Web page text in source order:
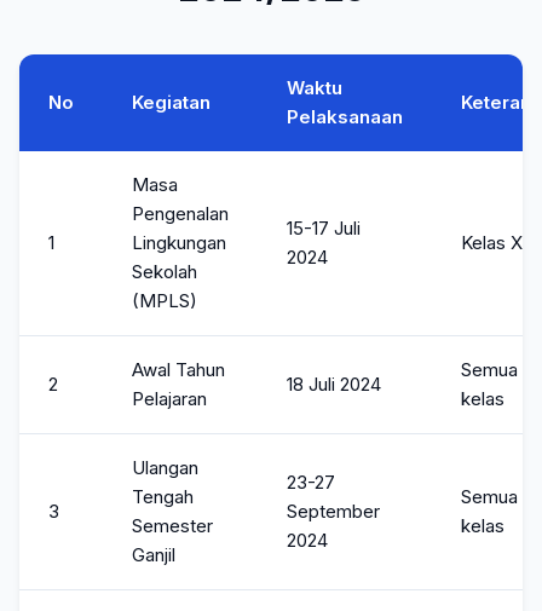
No Kegiatan
Waktu
Pelaksanaan
1
Masa
Pengenalan
Lingkungan
Sekolah
(MPLS)
15-17 Juli
2024
Kelas X
2
Awal Tahun
Pelajaran
18 Juli 2024
Semua
kelas
3
Ulangan
Tengah
Semester
Ganjil
23-27
September
2024
Semua
kelas